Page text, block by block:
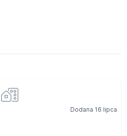
Dodana 16 lipca